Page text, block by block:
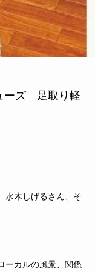
ーズ 足取り軽
水木しげるさん、そ
ーカルの風景、関係